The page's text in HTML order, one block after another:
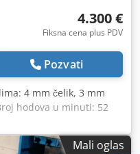
4.300 €
Fiksna cena plus PDV
Pozvati
4 mm čelik, 3 mm
hodova u minuti: 52
Ah Uoa Nož naoštren
Mali oglas